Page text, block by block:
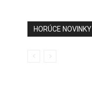
HORÚCE NOVINKY